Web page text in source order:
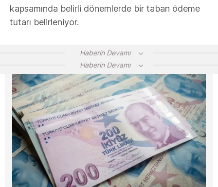
kapsamında belirli dönemlerde bir taban ödeme
tutarı belirleniyor.
Haberin Devamı
Haberin Devamı